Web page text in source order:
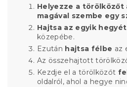
Helyezze a törölközőt
magával szembe egy
Hajtsa az egyik hegyét
közepébe.
Ezután hajtsa félbe az
Az összehajtott
Kezdje el a törölközőt
oldalról, ahol a hegye